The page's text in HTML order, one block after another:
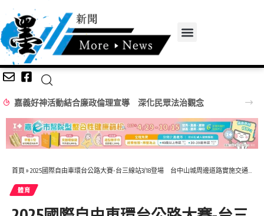
嘉義好神活動結合廉政倫理宣導 深化民眾法治觀念
首頁 » 2025國際自由車環台公路大賽-台三線站3/18登場 台中山城周邊道路實施交通管制
體育